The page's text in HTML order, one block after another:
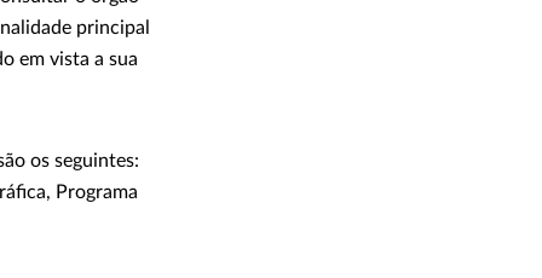
principal
em vista a sua
os seguintes:
Programa